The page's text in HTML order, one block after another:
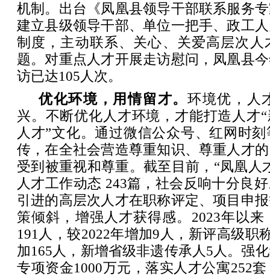
机制。出台《凤凰县领导干部联系服务
建立县级领导干部、单位一把手、政工
制度，主动联系、关心、关爱高层次人
题。对重点人才开展走访慰问，凤凰县
访已达105人次。
优化环境，用情留才。 环境优，人
兴。不断优化人才环境，才能打造人才
人才”文化。通过微信公众号、红网时
传，在全社会营造尊重知识、尊重人才
受到被重视和尊重。截至目前，“凤凰人
人才工作动态 243篇，社会反响十分良
引进的高层次人才在职称评定、项目申
策倾斜，增强人才获得感。2023年以
191人，较2022年增加9人，新评高级职
加165人，新增省级非遗传承人5人。强
专项资金1000万元，落实人才公寓252